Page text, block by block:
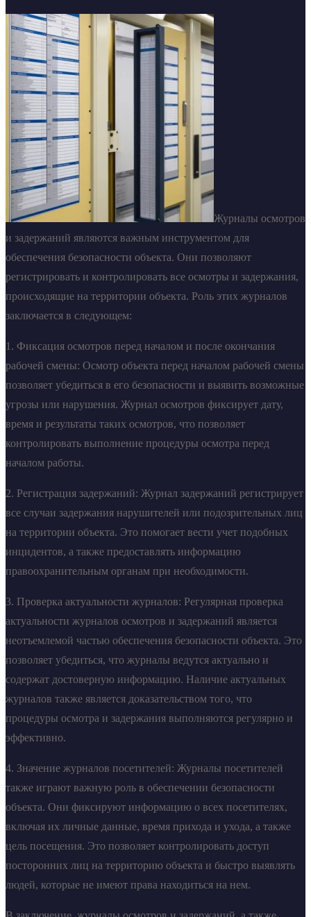
Журналы осмотров
и задержаний являются важным инструментом для
обеспечения безопасности объекта. Они позволяют
регистрировать и контролировать все осмотры и задержания,
происходящие на территории объекта. Роль этих журналов
заключается в следующем:
1. Фиксация осмотров перед началом и после окончания
рабочей смены: Осмотр объекта перед началом рабочей смены
позволяет убедиться в его безопасности и выявить возможные
угрозы или нарушения. Журнал осмотров фиксирует дату,
время и результаты таких осмотров, что позволяет
контролировать выполнение процедуры осмотра перед
началом работы.
2. Регистрация задержаний: Журнал задержаний регистрирует
все случаи задержания нарушителей или подозрительных лиц
на территории объекта. Это помогает вести учет подобных
инцидентов, а также предоставлять информацию
правоохранительным органам при необходимости.
3. Проверка актуальности журналов: Регулярная проверка
актуальности журналов осмотров и задержаний является
неотъемлемой частью обеспечения безопасности объекта. Это
позволяет убедиться, что журналы ведутся актуально и
содержат достоверную информацию. Наличие актуальных
журналов также является доказательством того, что
процедуры осмотра и задержания выполняются регулярно и
эффективно.
4. Значение журналов посетителей: Журналы посетителей
также играют важную роль в обеспечении безопасности
объекта. Они фиксируют информацию о всех посетителях,
включая их личные данные, время прихода и ухода, а также
цель посещения. Это позволяет контролировать доступ
посторонних лиц на территорию объекта и быстро выявлять
людей, которые не имеют права находиться на нем.